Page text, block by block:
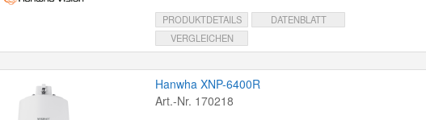
PRODUKTDETAILS
DATENBLATT
VERGLEICHEN
Hanwha XNP-6400R
Art.-Nr. 170218